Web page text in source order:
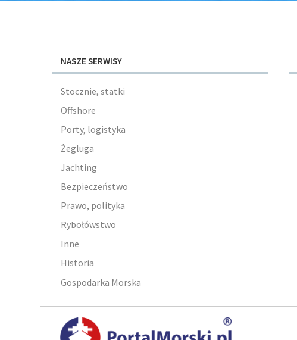
NASZE SERWISY
Stocznie, statki
Offshore
Porty, logistyka
Żegluga
Jachting
Bezpieczeństwo
Prawo, polityka
Rybołówstwo
Inne
Historia
Gospodarka Morska